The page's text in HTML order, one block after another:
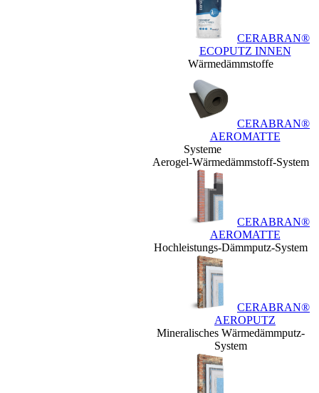
CERABRAN®
ECOPUTZ INNEN
Wärmedämmstoffe
CERABRAN®
AEROMATTE
Systeme
Aerogel-Wärmedämmstoff-System
CERABRAN®
AEROMATTE
Hochleistungs-Dämmputz-System
CERABRAN®
AEROPUTZ
Mineralisches Wärmedämmputz-
System